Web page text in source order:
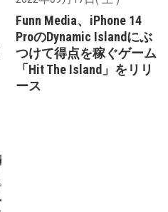
Funn Media、iPhone 14
ProのDynamic Islandにぶ
つけて得点を稼ぐゲーム
「Hit The Island」をリリ
ース